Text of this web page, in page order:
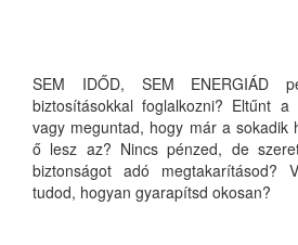
SEM IDŐD, SEM ENERGIÁD
biztosításokkal foglalkozni? Eltűnt a
vagy meguntad, hogy már a sokadik
ő lesz az? Nincs pénzed, de
biztonságot adó megtakarításod?
tudod, hogyan gyarapítsd okosan?